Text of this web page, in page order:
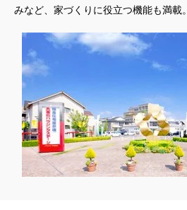
みなど、家づくりに役立つ機能も満載。